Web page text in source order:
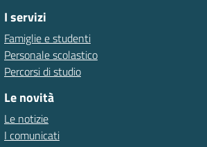
I servizi
Famiglie e studenti
Personale scolastico
Percorsi di studio
Le novità
Le notizie
I comunicati